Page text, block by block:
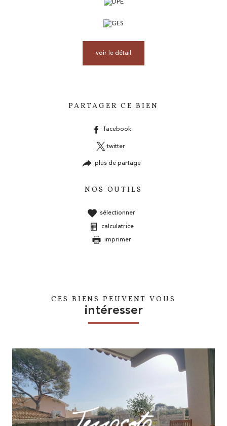
voir le détail
PARTAGER CE BIEN
facebook
twitter
plus de partage
NOS OUTILS
sélectionner
calculatrice
imprimer
CES BIENS PEUVENT VOUS
intéresser